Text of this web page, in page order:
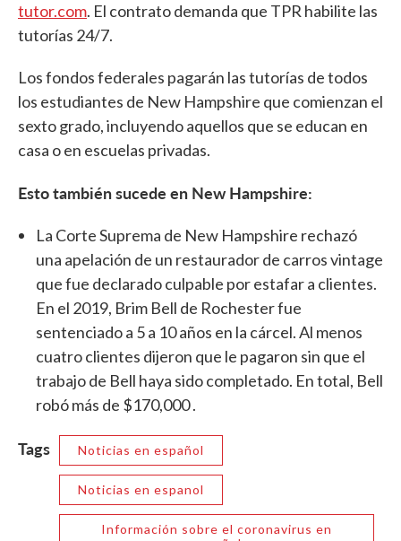
tutor.com. El contrato demanda que TPR habilite las
tutorías 24/7.
Los fondos federales pagarán las tutorías de todos
los estudiantes de New Hampshire que comienzan el
sexto grado, incluyendo aquellos que se educan en
casa o en escuelas privadas.
Esto también sucede en New Hampshire:
La Corte Suprema de New Hampshire rechazó
una apelación de un restaurador de carros vintage
que fue declarado culpable por estafar a clientes.
En el 2019, Brim Bell de Rochester fue
sentenciado a 5 a 10 años en la cárcel. Al menos
cuatro clientes dijeron que le pagaron sin que el
trabajo de Bell haya sido completado. En total, Bell
robó más de $170,000 .
Tags Noticias en español
Noticias en espanol
Información sobre el coronavirus en